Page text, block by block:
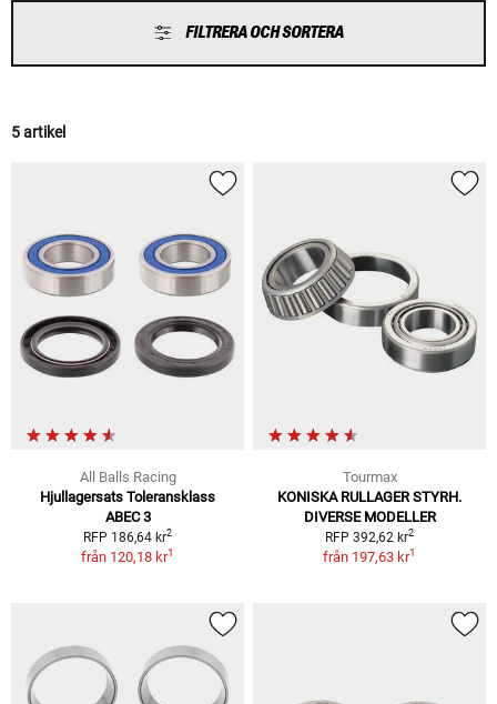
FILTRERA OCH SORTERA
5 artikel
All Balls Racing
Hjullagersats Toleransklass
ABEC 3
RFP 186,64 kr2
från 120,18 kr1
Tourmax
KONISKA RULLAGER STYRH.
DIVERSE MODELLER
RFP 392,62 kr2
från 197,63 kr1